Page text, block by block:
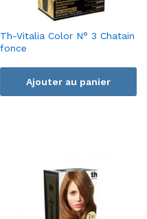
Th-Vitalia Color N° 3 Chatain
fonce
Ajouter au panier